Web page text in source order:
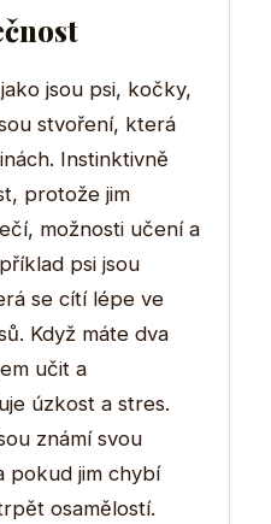
jsou psi, kočky,
stvoření, která
Instinktivně
protože jim
možnosti učení a
psi jsou
se cítí lépe ve
Když máte dva
učit a
úzkost a stres.
známí svou
pokud jim chybí
osamělostí.